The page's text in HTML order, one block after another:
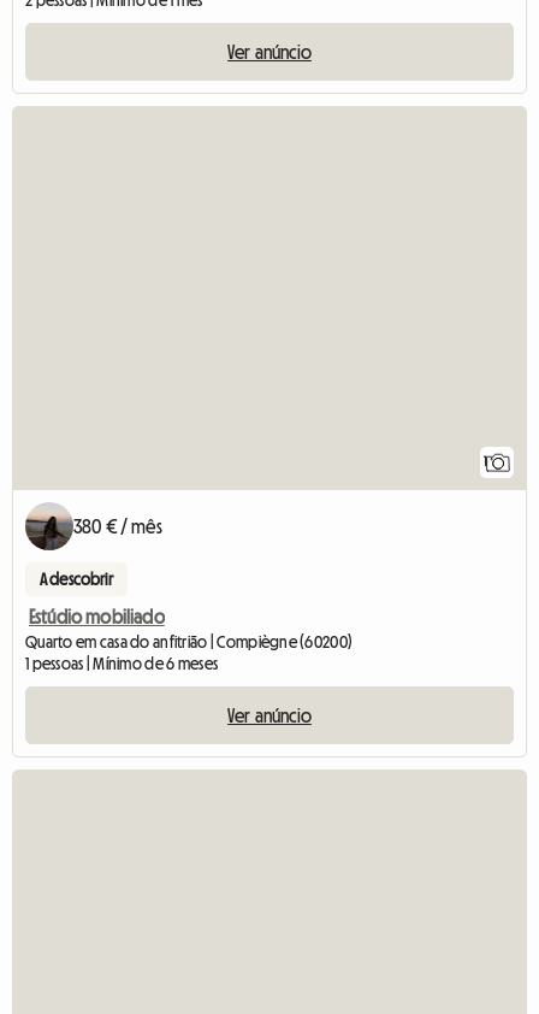
Ver anúncio
1
380 € / mês
A descobrir
Estúdio mobiliado
Quarto em casa do anfitrião | Compiègne (60200)
1 pessoas | Mínimo de 6 meses
Ver anúncio